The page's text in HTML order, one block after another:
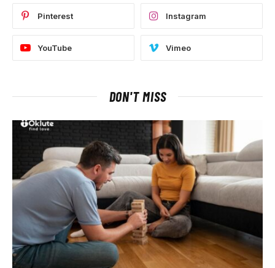
Pinterest Instagram
YouTube Vimeo
DON'T MISS